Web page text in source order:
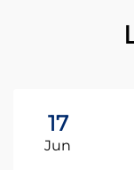
17
Jun